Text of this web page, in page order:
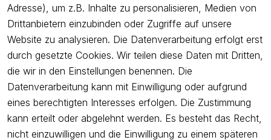
Adresse), um z.B. Inhalte zu personalisieren, Medien von
Drittanbietern einzubinden oder Zugriffe auf unsere
Website zu analysieren. Die Datenverarbeitung erfolgt erst
durch gesetzte Cookies. Wir teilen diese Daten mit Dritten,
die wir in den Einstellungen benennen. Die
Datenverarbeitung kann mit Einwilligung oder aufgrund
eines berechtigten Interesses erfolgen. Die Zustimmung
kann erteilt oder abgelehnt werden. Es besteht das Recht,
nicht einzuwilligen und die Einwilligung zu einem späteren
Newsletter
Freue dich über 5€ Rabatt bei deiner nächsten Bestellung und
profitiere von Angeboten.
Newsletter abonnieren